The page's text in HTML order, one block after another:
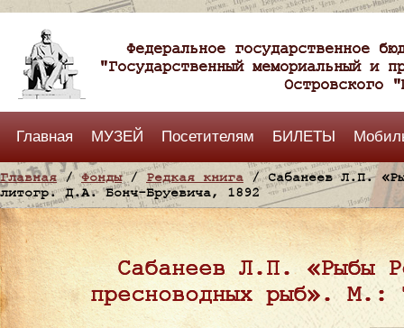
Федеральное государственное
"Государственный мемориальный и
Островского
Главная МУЗЕЙ Посетителям БИЛЕТЫ
Главная/Фонды/ Редкая книга / Сабанеев Л.П.
литогр. Д.А. Бонч-Бруевича, 1892
Сабанеев Л.П. «Рыбы
пресноводных рыб». М.: